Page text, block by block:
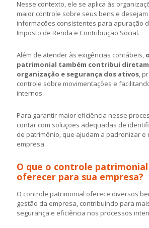
Nesse contexto, ele se aplica às
maior controle sobre seus bens e
informações consistentes para apuração
Imposto de Renda e Contribuição Social.
Além de atender às exigências contábeis,
patrimonial também contribui
organização e segurança dos ativos,
controle sobre movimentações e
internos.
Para garantir maior eficiência nesse
contar com soluções adequadas de
de patrimônio, que ajudam a padronizar e
empresa.
O que o controle
oferecer para sua empresa?
O controle patrimonial oferece diversos
gestão da empresa, contribuindo para
segurança e eficiência nos processos